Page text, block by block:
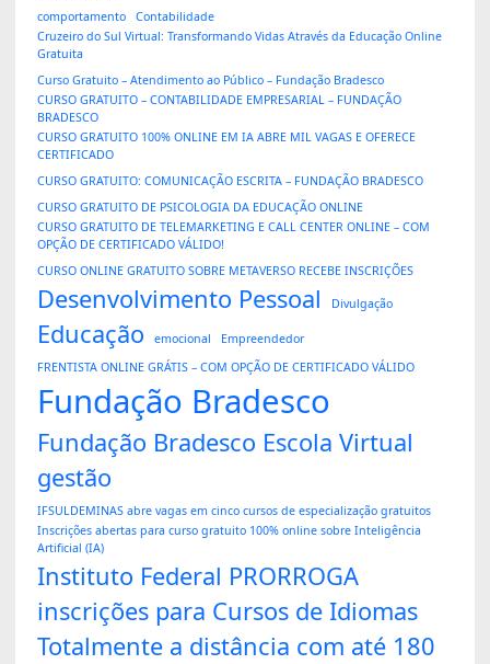
comportamento
Contabilidade
Cruzeiro do Sul Virtual: Transformando Vidas Através da Educação Online
Gratuita
Curso Gratuito – Atendimento ao Público – Fundação Bradesco
CURSO GRATUITO – CONTABILIDADE EMPRESARIAL – FUNDAÇÃO
BRADESCO
CURSO GRATUITO 100% ONLINE EM IA ABRE MIL VAGAS E OFERECE
CERTIFICADO
CURSO GRATUITO: COMUNICAÇÃO ESCRITA – FUNDAÇÃO BRADESCO
CURSO GRATUITO DE PSICOLOGIA DA EDUCAÇÃO ONLINE
CURSO GRATUITO DE TELEMARKETING E CALL CENTER ONLINE – COM
OPÇÃO DE CERTIFICADO VÁLIDO!
CURSO ONLINE GRATUITO SOBRE METAVERSO RECEBE INSCRIÇÕES
Desenvolvimento Pessoal Divulgação
Educação emocional
Empreendedor
FRENTISTA ONLINE GRÁTIS – COM OPÇÃO DE CERTIFICADO VÁLIDO
Fundação Bradesco
Fundação Bradesco Escola Virtual
gestão
IFSULDEMINAS abre vagas em cinco cursos de especialização gratuitos
Inscrições abertas para curso gratuito 100% online sobre Inteligência
Artificial (IA)
Instituto Federal PRORROGA
inscrições para Cursos de Idiomas
Totalmente a distância com até 180